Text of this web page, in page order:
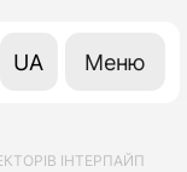
UA
RU
Меню
ІНТЕРПАЙП